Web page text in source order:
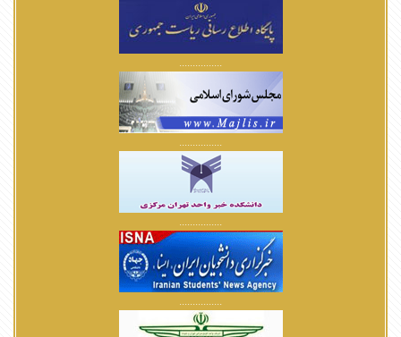
................
................
................
................